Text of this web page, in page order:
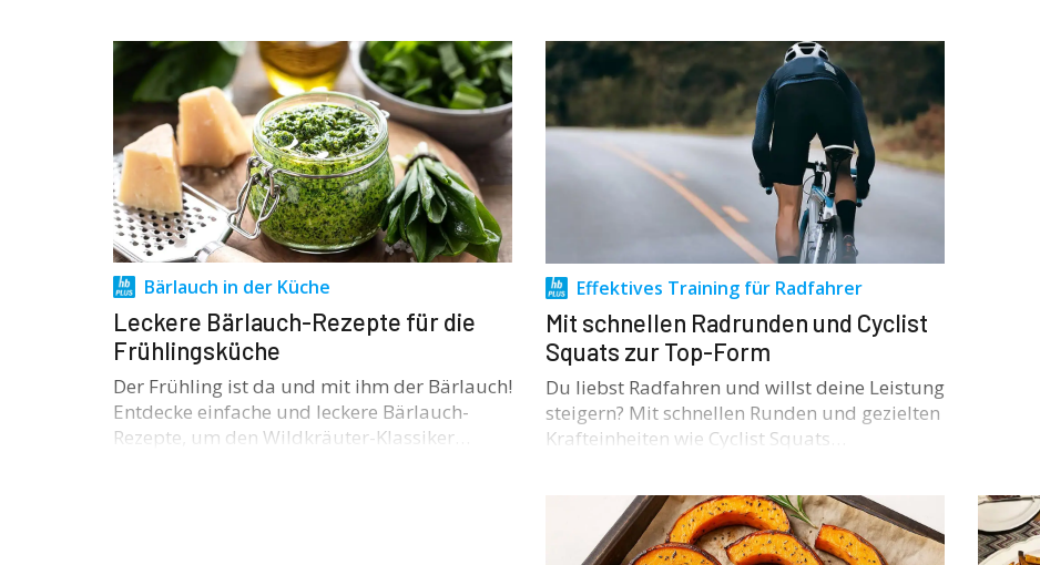
Bärlauch in der Küche
Leckere Bärlauch-Rezepte für die
Frühlingsküche
Der Frühling ist da und mit ihm der Bärlauch!
Entdecke einfache und leckere Bärlauch-
Rezepte, um den Wildkräuter-Klassiker…
Effektives Training für Radfahrer
Mit schnellen Radrunden und Cyclist
Squats zur Top-Form
Du liebst Radfahren und willst deine Leistung
steigern? Mit schnellen Runden und gezielten
Krafteinheiten wie Cyclist Squats…